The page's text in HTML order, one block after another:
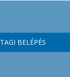
TAGI BELÉPÉS